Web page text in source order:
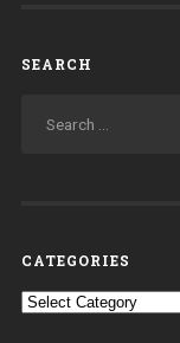
SEARCH
CATEGORIES
Categories